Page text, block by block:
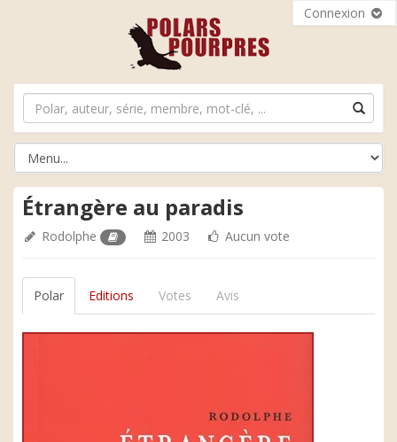
Connexion
Étrangère au paradis
Rodolphe 2003 Aucun vote
Polar Editions Votes Avis